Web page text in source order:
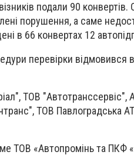
подали 90 конвертів.
порушення, а саме
в 66 конвертах 12
перевірки відмовився
ТОВ "Автотранссервіс",
ТОВ Павлоградська
ТОВ «Автопромінь та ПКФ